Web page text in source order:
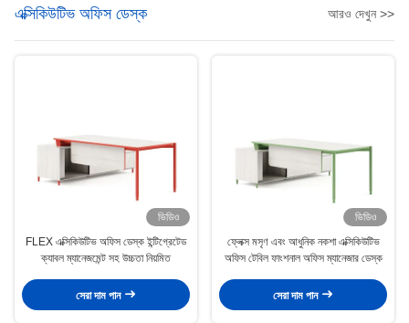
এক্সিকিউটিভ অফিস ডেস্ক আরও দেখুন >>
ভিডিও
FLEX এক্সিকিউটিভ অফিস ডেস্ক ইন্টিগ্রেটেড
ক্যাবল ম্যানেজমেন্ট সহ উচ্চতা নিয়মিত
সেরা দাম পান
ভিডিও
ফ্লেক্স মসৃণ এবং আধুনিক নকশা এক্সিকিউটিভ
অফিস টেবিল ফাংশনাল অফিস ম্যানেজার ডেস্ক
সেরা দাম পান